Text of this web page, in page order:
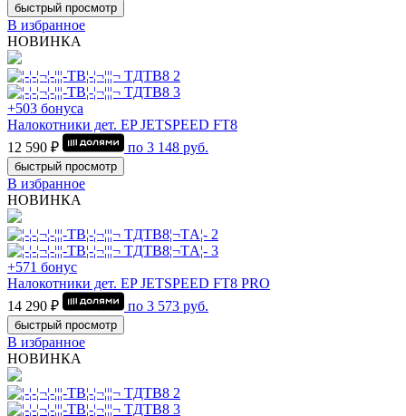
быстрый просмотр
В избранное
НОВИНКА
+503 бонуса
Налокотники дет. EP JETSPEED FT8
12 590 ₽
по 3 148 руб.
быстрый просмотр
В избранное
НОВИНКА
+571 бонус
Налокотники дет. EP JETSPEED FT8 PRO
14 290 ₽
по 3 573 руб.
быстрый просмотр
В избранное
НОВИНКА